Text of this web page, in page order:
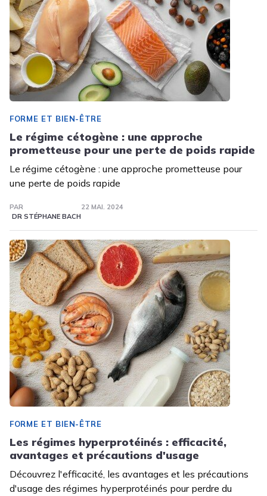
FORME ET BIEN-ÊTRE
Le régime cétogène : une approche
prometteuse pour une perte de poids rapide
Le régime cétogène : une approche prometteuse pour
une perte de poids rapide
PAR
DR STÉPHANE BACH
22 MAI. 2024
FORME ET BIEN-ÊTRE
Les régimes hyperprotéinés : efficacité,
avantages et précautions d'usage
Découvrez l'efficacité, les avantages et les précautions
d'usage des régimes hyperprotéinés pour perdre du